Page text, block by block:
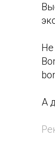
Не
А